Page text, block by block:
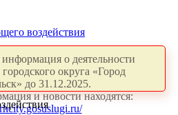
воздействия
информация о деятельности
округа «Город
до 31.12.2025.
и новости находятся: